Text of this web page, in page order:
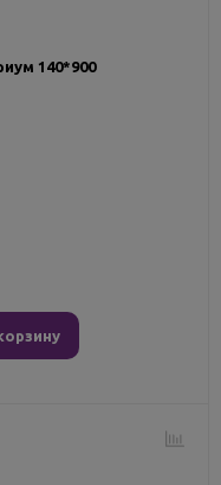
140*900